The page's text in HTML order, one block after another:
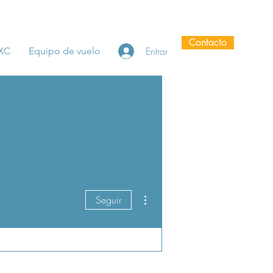
Equipo de vuelo Entrar
Contacto
Seguir